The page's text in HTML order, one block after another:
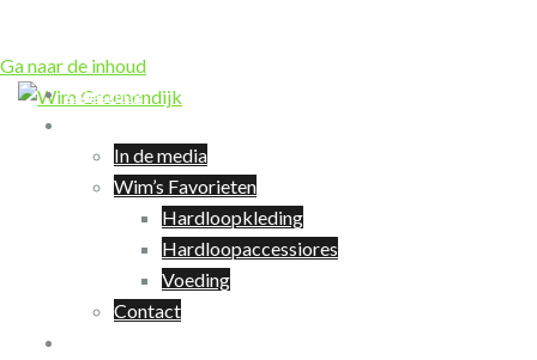
Ga naar de inhoud
Coaching
In de media
Wim’s Favorieten
Hardloopkleding
Hardloopaccessiores
Voeding
Contact